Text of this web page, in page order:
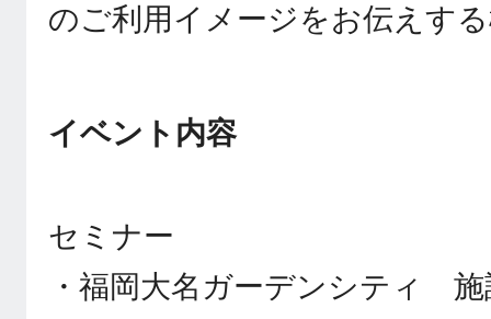
のご利用イメージをお伝えす
イベント内容
セミナー
・福岡大名ガーデンシティ 施